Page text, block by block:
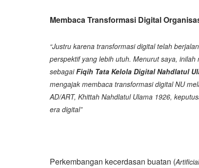
Membaca Transformasi Digital
“Justru karena transformasi digital telah
perspektif yang lebih utuh. Menurut saya,
sebagaiFiqih Tata Kelola Digital Nahdlatul
mengajak membaca transformasi digital NU
AD/ART, Khittah Nahdlatul Ulama 1926,
era digital”
Perkembangan kecerdasan buatan (